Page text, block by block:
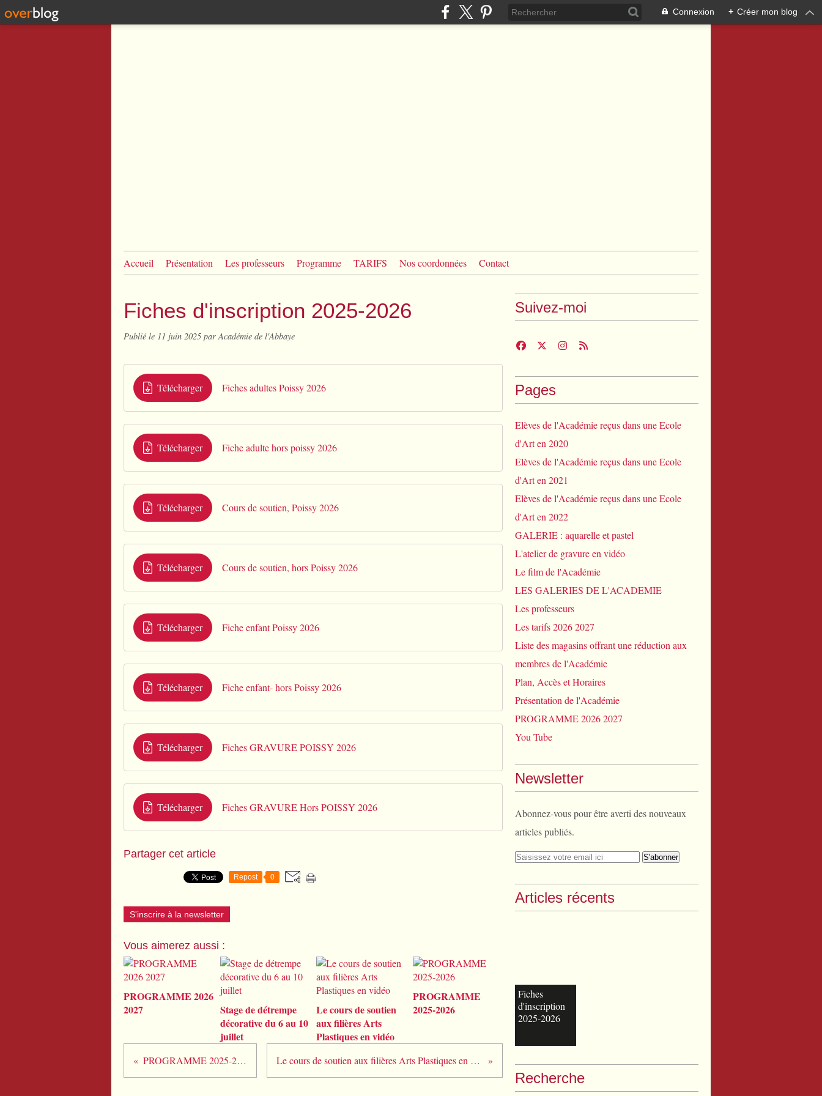
Connexion + Créer mon blog
Accueil Présentation Les professeurs Programme TARIFS Nos coordonnées Contact
Fiches d'inscription 2025-2026
Publié le 11 juin 2025 par Académie de l'Abbaye
Télécharger Fiches adultes Poissy 2026
Télécharger Fiche adulte hors poissy 2026
Télécharger Cours de soutien, Poissy 2026
Télécharger Cours de soutien, hors Poissy 2026
Télécharger Fiche enfant Poissy 2026
Télécharger Fiche enfant- hors Poissy 2026
Télécharger Fiches GRAVURE POISSY 2026
Télécharger Fiches GRAVURE Hors POISSY 2026
Partager cet article
Repost 0
S'inscrire à la newsletter
Vous aimerez aussi :
PROGRAMME 2026
2027
Stage de détrempe
décorative du 6 au 10
juillet
Le cours de soutien
aux filières Arts
Plastiques en vidéo
PROGRAMME
2025-2026
PROGRAMME 2025-2026 Le cours de soutien aux filières Arts Plastiques en vidéo
Suivez-moi
Pages
Elèves de l'Académie reçus dans une Ecole
d'Art en 2020
Elèves de l'Académie reçus dans une Ecole
d'Art en 2021
Elèves de l'Académie reçus dans une Ecole
d'Art en 2022
GALERIE : aquarelle et pastel
L'atelier de gravure en vidéo
Le film de l'Académie
LES GALERIES DE L'ACADEMIE
Les professeurs
Les tarifs 2026 2027
Liste des magasins offrant une réduction aux
membres de l'Académie
Plan, Accès et Horaires
Présentation de l'Académie
PROGRAMME 2026 2027
You Tube
Newsletter
Abonnez-vous pour être averti des nouveaux
articles publiés.
Articles récents
Fiches
d'inscription
2025-2026
Recherche